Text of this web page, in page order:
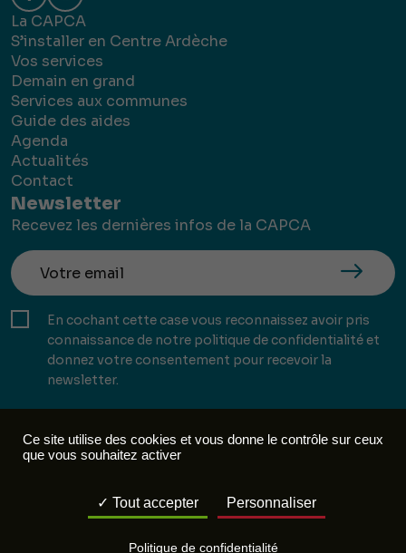
La CAPCA
S’installer en Centre Ardèche
Vos services
Demain en grand
Services aux communes
Guide des aides
Agenda
Actualités
Contact
Newsletter
Recevez les dernières infos de la CAPCA
En cochant cette case vous reconnaissez avoir pris
connaissance de notre politique de confidentialité et
donnez votre consentement pour recevoir la
newsletter.
Réalisation : Mill, Privas
Ce site utilise des cookies et vous donne le contrôle sur ceux
que vous souhaitez activer
Tout accepter Personnaliser
Politique de confidentialité